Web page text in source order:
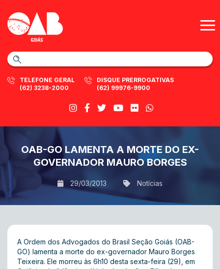
TELEFONE GERAL
(62) 3238-2000
DISQUE PRERROGATIVAS
(62) 99976-9900
OAB-GO LAMENTA A MORTE DO EX-
GOVERNADOR MAURO BORGES
29/03/2013 Notícias
A Ordem dos Advogados do Brasil Seção Goiás (OAB-
GO) lamenta a morte do ex-governador Mauro Borges
Teixeira. Ele morreu às 6h10 desta sexta-feira (29), em